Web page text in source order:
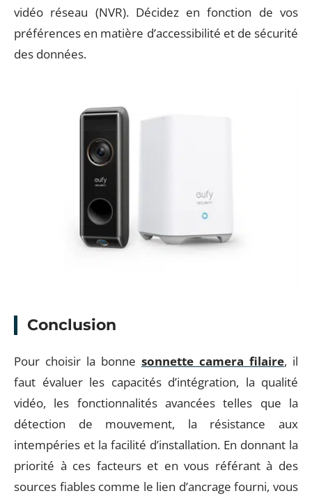
vidéo réseau (NVR). Décidez en fonction de vos
préférences en matière d’accessibilité et de sécurité
des données.
Conclusion
Pour choisir la bonne sonnette camera filaire, il
faut évaluer les capacités d’intégration, la qualité
vidéo, les fonctionnalités avancées telles que la
détection de mouvement, la résistance aux
intempéries et la facilité d’installation. En donnant la
priorité à ces facteurs et en vous référant à des
sources fiables comme le lien d’ancrage fourni, vous